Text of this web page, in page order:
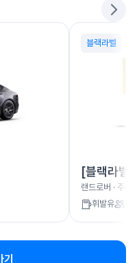
금은 0~315원/km입니
블랙라벨
[블랙라벨]
랜드로버 · 주행
휘발유